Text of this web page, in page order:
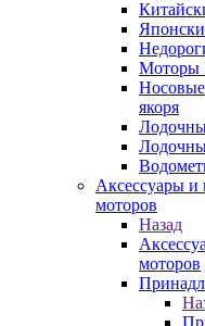
Моторы
якоря
Аксессуары
моторов
Назад
моторов